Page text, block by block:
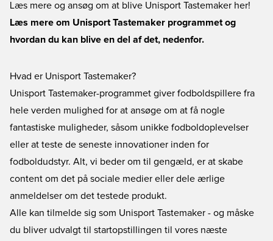
Læs mere og ansøg om at blive Unisport Tastemaker her!
Læs mere om Unisport Tastemaker programmet og
hvordan du kan blive en del af det, nedenfor.
Hvad er Unisport Tastemaker?
Unisport Tastemaker-programmet giver fodboldspillere fra
hele verden mulighed for at ansøge om at få nogle
fantastiske muligheder, såsom unikke fodboldoplevelser
eller at teste de seneste innovationer inden for
fodboldudstyr. Alt, vi beder om til gengæld, er at skabe
content om det på sociale medier eller dele ærlige
anmeldelser om det testede produkt.
Alle kan tilmelde sig som Unisport Tastemaker - og måske
du bliver udvalgt til startopstillingen til vores næste